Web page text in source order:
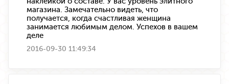
магазина. Замечательно видеть, что
получается, когда счастливая женщина
занимается любимым делом. Успехов в вашем
деле
2016-09-30 11:49:34